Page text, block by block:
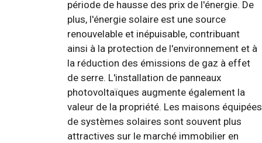
période de hausse des prix de l'énergie. De
plus, l'énergie solaire est une source
renouvelable et inépuisable, contribuant
ainsi à la protection de l'environnement et à
la réduction des émissions de gaz à effet
de serre. L'installation de panneaux
photovoltaïques augmente également la
valeur de la propriété. Les maisons équipées
de systèmes solaires sont souvent plus
attractives sur le marché immobilier en